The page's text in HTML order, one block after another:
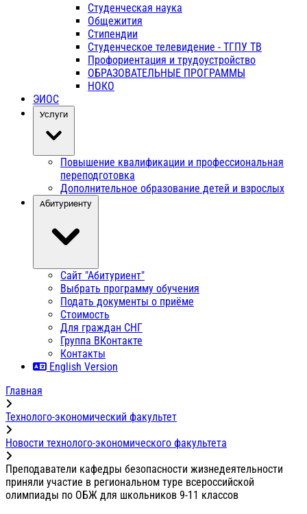
Студенческая наука
Общежития
Стипендии
Студенческое телевидение - ТГПУ ТВ
Профориентация и трудоустройство
ОБРАЗОВАТЕЛЬНЫЕ ПРОГРАММЫ
НОКО
ЭИОС
Услуги
Повышение квалификации и профессиональная
переподготовка
Дополнительное образование детей и взрослых
Абитуриенту
Сайт "Абитуриент"
Выбрать программу обучения
Подать документы о приёме
Стоимость
Для граждан СНГ
Группа ВКонтакте
Контакты
English Version
Главная
Технолого-экономический факультет
Новости технолого-экономического факультета
Преподаватели кафедры безопасности жизнедеятельности
приняли участие в региональном туре всероссийской
олимпиады по ОБЖ для школьников 9-11 классов